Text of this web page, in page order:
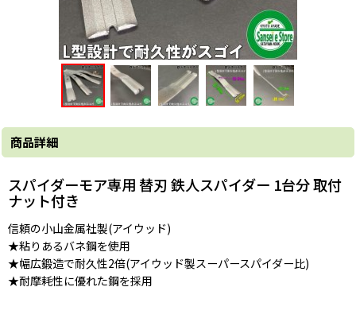
商品詳細
スパイダーモア専用 替刃 鉄人スパイダー 1台分 取付
ナット付き
信頼の小山金属社製(アイウッド)
★粘りあるバネ鋼を使用
★幅広鍛造で耐久性2倍(アイウッド製スーパースパイダー比)
★耐摩耗性に優れた鋼を採用